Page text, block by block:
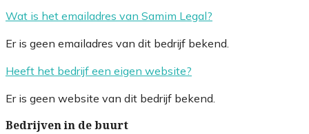
Wat is het emailadres van Samim Legal?
Er is geen emailadres van dit bedrijf bekend.
Heeft het bedrijf een eigen website?
Er is geen website van dit bedrijf bekend.
Bedrijven in de buurt